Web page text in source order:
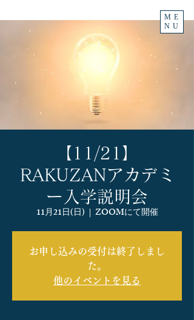
ME
NU
【11/21】
RAKUZANアカデミ
ー入学説明会
11月21日(日)
  |
ZOOMにて開催
お申し込みの受付は終了しまし
た。
他のイベントを見る